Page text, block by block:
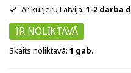
Ar kurjeru Latvijā: 1-2 darba
IR NOLIKTAVĀ
Skaits noliktavā: 1 gab.